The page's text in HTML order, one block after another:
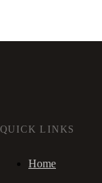
QUICK LINKS
Home